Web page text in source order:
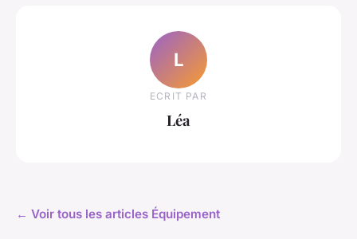
L
ECRIT PAR
Léa
← Voir tous les articles Équipement